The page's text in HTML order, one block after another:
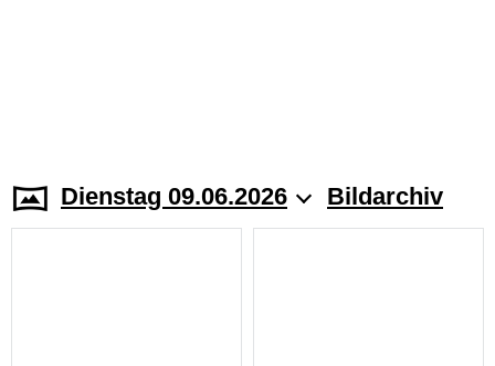
Dienstag 09.06.2026 Bildarchiv